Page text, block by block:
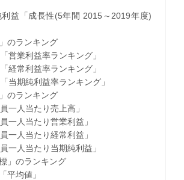
「成長性(5年間 2015～2019年度)
のランキング
業利益率ランキング」
常利益率ランキング」
期純利益率ランキング」
のランキング
人当たり売上高」
人当たり営業利益」
人当たり経常利益」
人当たり当期純利益」
」のランキング
均値」